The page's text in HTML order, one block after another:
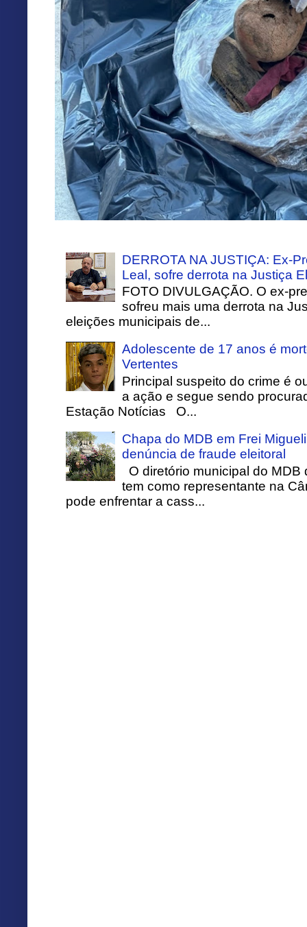
DERROTA NA JUSTIÇA: Ex-
Leal, sofre derrota na Justiça
FOTO DIVULGAÇÃO. O ex-
sofreu mais uma derrota na
eleições municipais de...
Adolescente de 17 anos é
Vertentes
Principal suspeito do crime é
a ação e segue sendo
Estação Notícias O...
Chapa do MDB em Frei
denúncia de fraude eleitoral
O diretório municipal do
tem como representante na
pode enfrentar a cass...